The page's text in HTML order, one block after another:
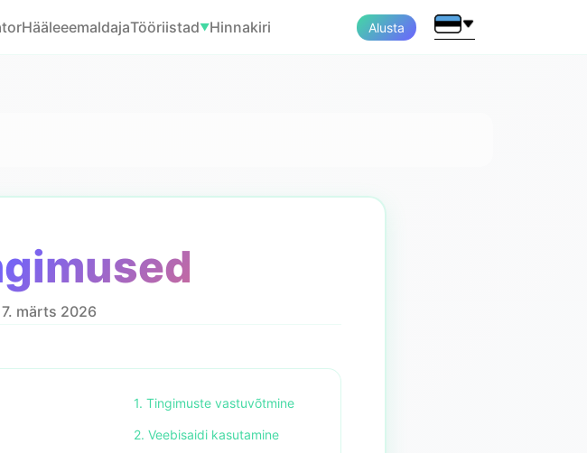
HääleeemaldajaTööriistad▼Hinnakiri Alusta
märts 2026
1. Tingimuste vastuvõtmine
2. Veebisaidi kasutamine